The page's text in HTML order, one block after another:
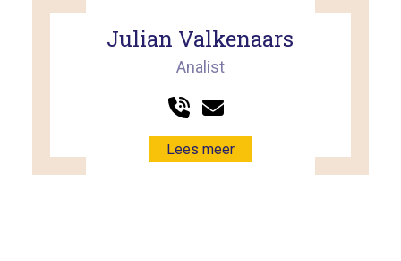
Julian Valkenaars
Analist
Lees meer